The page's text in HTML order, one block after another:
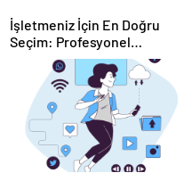
İşletmeniz İçin En Doğru
Seçim: Profesyonel
Kompresör Markaları Rehberi